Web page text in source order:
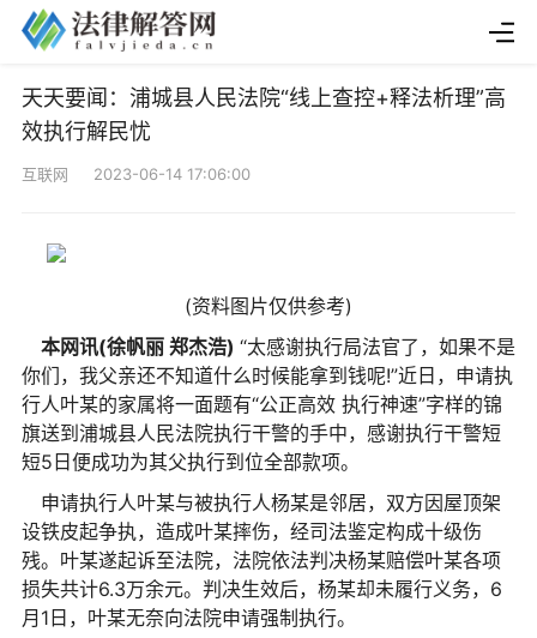
天天要闻：浦城县人民法院“线上查控+释法析理”高
效执行解民忧
互联网 2023-06-14 17:06:00
(资料图片仅供参考)
本网讯(徐帆丽 郑杰浩) “太感谢执行局法官了，如果不是
你们，我父亲还不知道什么时候能拿到钱呢!”近日，申请执
行人叶某的家属将一面题有“公正高效 执行神速”字样的锦
旗送到浦城县人民法院执行干警的手中，感谢执行干警短
短5日便成功为其父执行到位全部款项。
申请执行人叶某与被执行人杨某是邻居，双方因屋顶架
设铁皮起争执，造成叶某摔伤，经司法鉴定构成十级伤
残。叶某遂起诉至法院，法院依法判决杨某赔偿叶某各项
损失共计6.3万余元。判决生效后，杨某却未履行义务，6
月1日，叶某无奈向法院申请强制执行。